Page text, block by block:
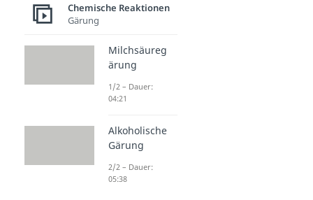
Chemische Reaktionen
Gärung
Milchsäureg
ärung
1/2 – Dauer:
04:21
Alkoholische
Gärung
2/2 – Dauer:
05:38